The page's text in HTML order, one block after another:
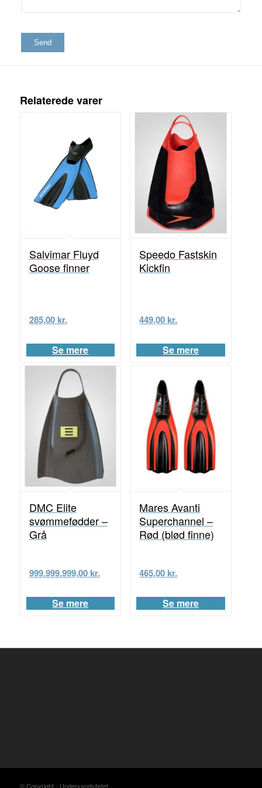
Relaterede varer
Salvimar Fluyd
Goose finner
285,00 kr.
Se mere
Speedo Fastskin
Kickfin
449,00 kr.
Se mere
DMC Elite
svømmefødder –
Grå
999.999.999,00 kr.
Se mere
Mares Avanti
Superchannel –
Rød (blød finne)
465,00 kr.
Se mere
© Copyright - Undervandsitetet